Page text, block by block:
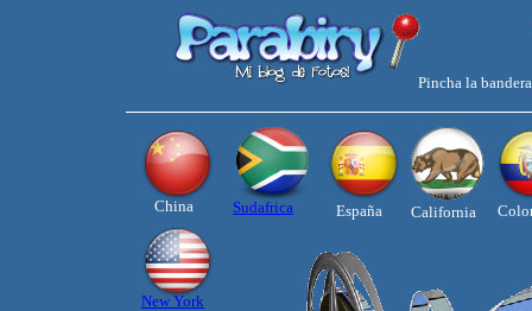
Pincha la
Sudafrica California
China
New York
España